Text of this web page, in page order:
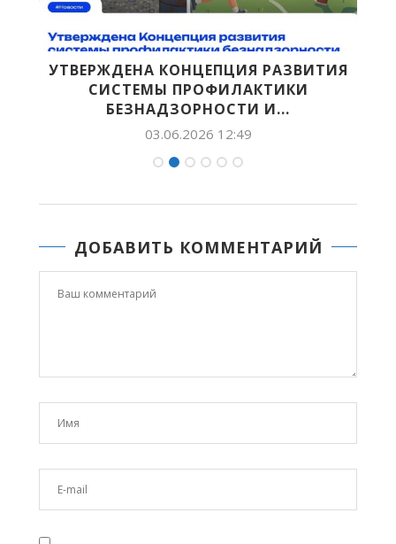
УТВЕРЖДЕНА КОНЦЕПЦИЯ РАЗВИТИЯ
СИСТЕМЫ ПРОФИЛАКТИКИ
БЕЗНАДЗОРНОСТИ И...
03.06.2026 12:49
ДОБАВИТЬ КОММЕНТАРИЙ